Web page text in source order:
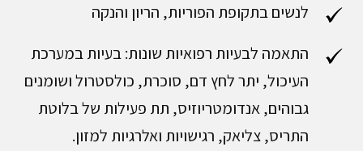
לנשים בתקופת הפוריות, הריון והנקה
התאמה לבעיות רפואיות שונות: בעיות במערכת
העיכול, יתר לחץ דם, סוכרת, כולסטרול ושומנים
גבוהים, אנדומטריוזיס, תת פעילות של בלוטת
התריס, צליאק, רגישויות ואלרגיות למזון.